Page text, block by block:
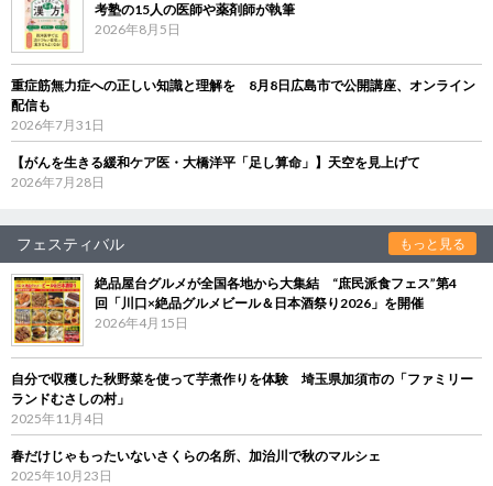
考塾の15人の医師や薬剤師が執筆
2026年8月5日
重症筋無力症への正しい知識と理解を 8月8日広島市で公開講座、オンライン
配信も
2026年7月31日
【がんを生きる緩和ケア医・大橋洋平「足し算命」】天空を見上げて
2026年7月28日
フェスティバル もっと見る
絶品屋台グルメが全国各地から大集結 “庶民派食フェス”第4
回「川口×絶品グルメビール＆日本酒祭り2026」を開催
2026年4月15日
自分で収穫した秋野菜を使って芋煮作りを体験 埼玉県加須市の「ファミリー
ランドむさしの村」
2025年11月4日
春だけじゃもったいないさくらの名所、加治川で秋のマルシェ
2025年10月23日